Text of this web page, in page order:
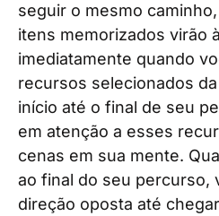
seguir o mesmo
itens memorizados virão
imediatamente quando
recursos selecionados
início até o final de seu
em atenção a esses
cenas em sua mente.
ao final do seu percurso,
direção oposta até